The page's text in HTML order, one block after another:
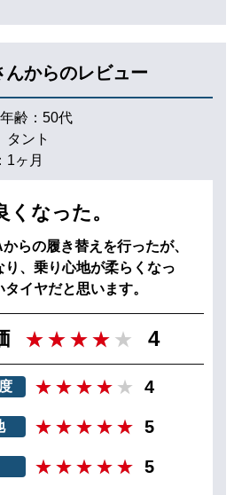
んからのレビュー
年齢： 50代
ント
1ヶ月
くなった。
らの履き替えを行ったが、
り、乗り心地が柔らくなっ
イヤだと思います。
4
4
5
5